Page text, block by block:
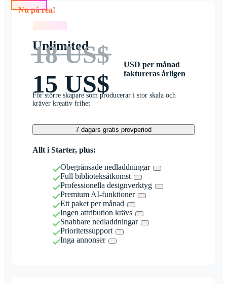
Nu på rea!
Unlimited
18 US$
15 US$
USD per månad
faktureras årligen
För större skapare som producerar i stor skala och
kräver kreativ frihet
7 dagars gratis provperiod
Allt i Starter, plus:
Obegränsade nedladdningar
Full biblioteksåtkomst
Professionella designverktyg
Premium AI-funktioner
Ett paket per månad
Ingen attribution krävs
Snabbare nedladdningar
Prioritetssupport
Inga annonser